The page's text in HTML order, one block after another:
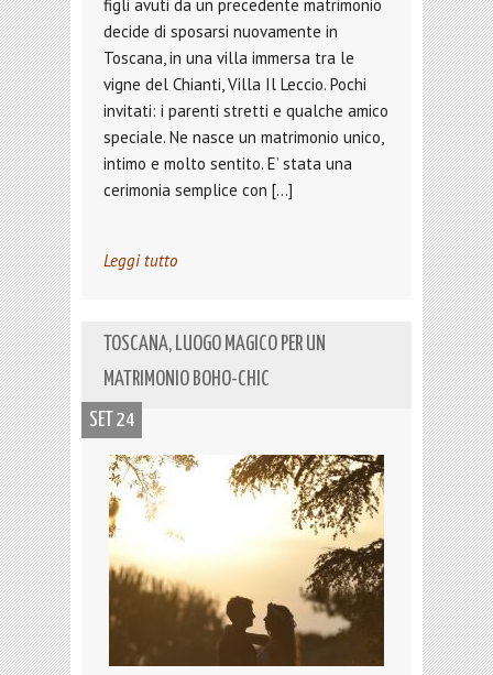
figli avuti da un precedente matrimonio
decide di sposarsi nuovamente in
Toscana, in una villa immersa tra le
vigne del Chianti, Villa Il Leccio. Pochi
invitati: i parenti stretti e qualche amico
speciale. Ne nasce un matrimonio unico,
intimo e molto sentito. E’ stata una
cerimonia semplice con […]
Leggi tutto
TOSCANA, LUOGO MAGICO PER UN
MATRIMONIO BOHO-CHIC
SET 24